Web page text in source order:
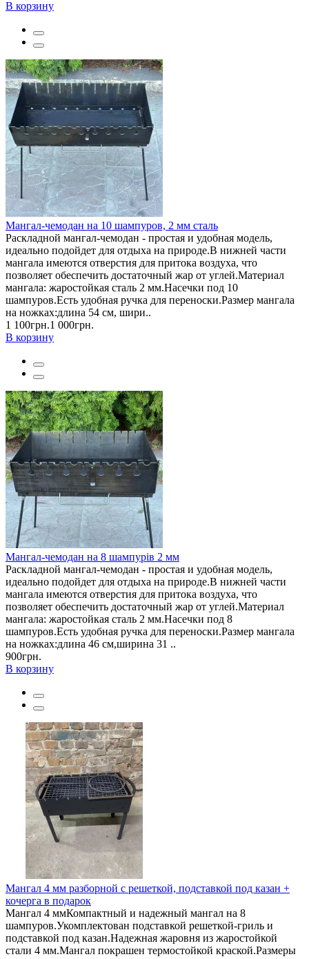
В корзину
Мангал-чемодан на 10 шампуров, 2 мм сталь
Раскладной мангал-чемодан - простая и удобная модель,
идеально подойдет для отдыха на природе.В нижней части
мангала имеются отверстия для притока воздуха, что
позволяет обеспечить достаточный жар от углей.Материал
мангала: жаростойкая сталь 2 мм.Насечки под 10
шампуров.Есть удобная ручка для переноски.Размер мангала
на ножках:длина 54 см, шири..
1 100грн.1 000грн.
В корзину
Мангал-чемодан на 8 шампурів 2 мм
Раскладной мангал-чемодан - простая и удобная модель,
идеально подойдет для отдыха на природе.В нижней части
мангала имеются отверстия для притока воздуха, что
позволяет обеспечить достаточный жар от углей.Материал
мангала: жаростойкая сталь 2 мм.Насечки под 8
шампуров.Есть удобная ручка для переноски.Размер мангала
на ножках:длина 46 см,ширина 31 ..
900грн.
В корзину
Мангал 4 мм разборной с решеткой, подставкой под казан +
кочерга в подарок
Мангал 4 ммКомпактный и надежный мангал на 8
шампуров.Укомплектован подставкой решеткой-гриль и
подставкой под казан.Надежная жаровня из жаростойкой
стали 4 мм.Мангал покрашен термостойкой краской.Размеры